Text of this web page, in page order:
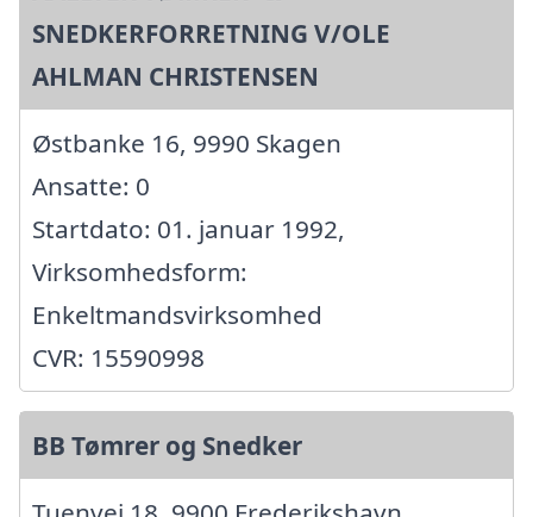
SNEDKERFORRETNING V/OLE
AHLMAN CHRISTENSEN
Østbanke 16, 9990 Skagen
Ansatte: 0
Startdato: 01. januar 1992,
Virksomhedsform:
Enkeltmandsvirksomhed
CVR: 15590998
BB Tømrer og Snedker